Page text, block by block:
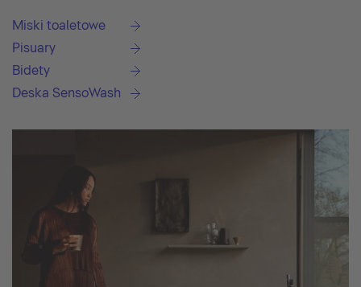
Miski toaletowe
Pisuary
Bidety
Deska SensoWash